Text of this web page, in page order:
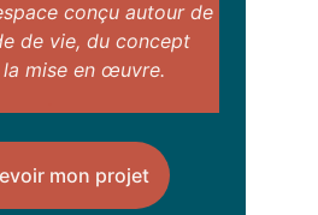
mon projet
conçu autour de
de vie, du concept
mise en œuvre.